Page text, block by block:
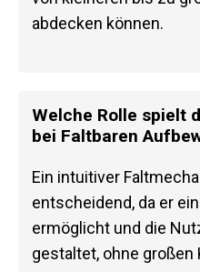
abdecken können.
Welche Rolle spielt
bei Faltbaren
Ein intuitiver
entscheidend, da er
ermöglicht und die
gestaltet, ohne großen